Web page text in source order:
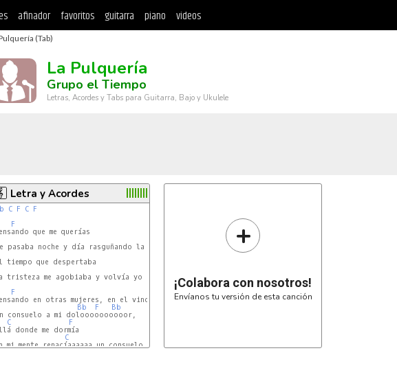
afinador favoritos guitarra piano videos
(Tab)
La Pulquería
Grupo el Tiempo
Letras, Acordes y Tabs para Guitarra, Bajo y Ukulele
Letra y Acordes
C F C F
F
que me querías
pasaba noche y día rasguñando la pared
tiempo que despertaba
tristeza me agobiaba y volvía yo a bebeeeer
F
en otras mujeres, en el vino y los placeres,
Bb
F
Bb
consuelo a mi doloooooooooor,
C
F
donde me dormía
C
mi mente renacíaaaaaa un consuelo embriagador
+
¡Colabora con nosotros!
Envíanos tu versión de esta canción